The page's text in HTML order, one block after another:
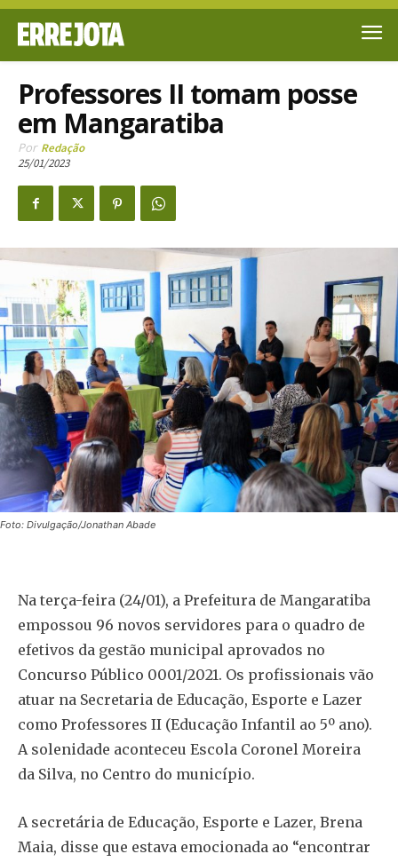
Professores II tomam posse
em Mangaratiba
Por Redação
25/01/2023
Foto: Divulgação/Jonathan Abade
Na terça-feira (24/01), a Prefeitura de Mangaratiba
empossou 96 novos servidores para o quadro de
efetivos da gestão municipal aprovados no
Concurso Público 0001/2021. Os profissionais vão
atuar na Secretaria de Educação, Esporte e Lazer
como Professores II (Educação Infantil ao 5º ano).
A solenidade aconteceu Escola Coronel Moreira
da Silva, no Centro do município.
A secretária de Educação, Esporte e Lazer, Brena
Maia, disse que estava emocionada ao “encontrar